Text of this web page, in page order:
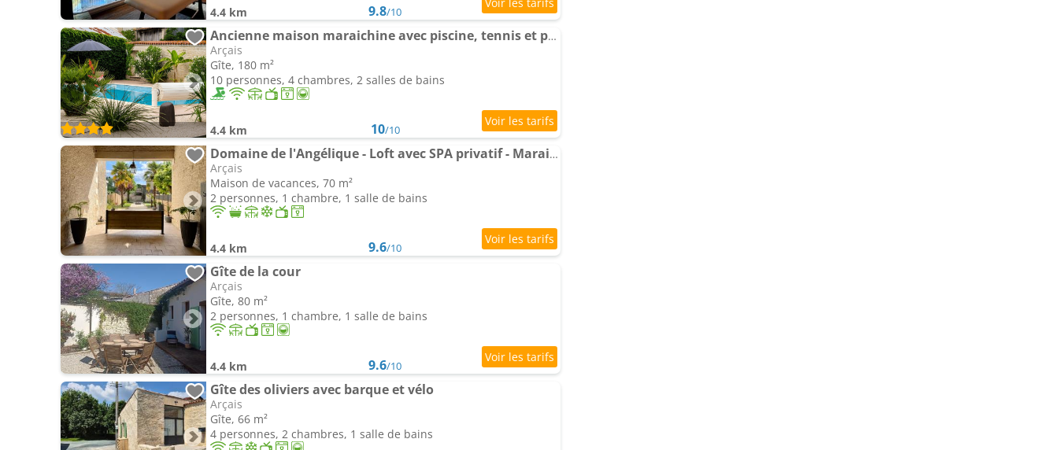
4.4 km 9.8/10
Ancienne maison maraichine avec piscine, tennis et pétanque
Arçais
Gîte, 180 m²
10 personnes, 4 chambres, 2 salles de bains
4.4 km 10/10
Domaine de l'Angélique - Loft avec SPA privatif - Marais poitevin entre Niort et La Rochelle
Arçais
Maison de vacances, 70 m²
2 personnes, 1 chambre, 1 salle de bains
4.4 km 9.6/10
Gîte de la cour
Arçais
Gîte, 80 m²
2 personnes, 1 chambre, 1 salle de bains
4.4 km 9.6/10
Gîte des oliviers avec barque et vélo
Arçais
Gîte, 66 m²
4 personnes, 2 chambres, 1 salle de bains